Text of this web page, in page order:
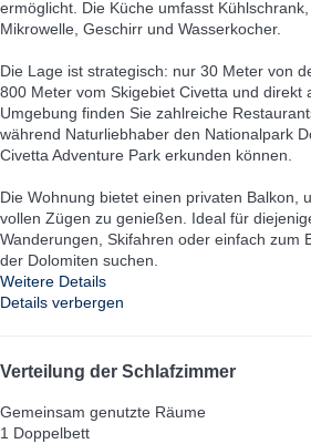
ermöglicht. Die Küche umfasst
Mikrowelle, Geschirr und Wasserkocher.
Die Lage ist strategisch: nur 30 Meter von
800 Meter vom Skigebiet Civetta und direkt
Umgebung finden Sie zahlreiche
während Naturliebhaber den Nationalpark
Civetta Adventure Park erkunden können.
Die Wohnung bietet einen privaten Balkon,
vollen Zügen zu genießen. Ideal für
Wanderungen, Skifahren oder einfach zum
der Dolomiten suchen.
Weitere Details
Details verbergen
Verteilung der Schlafzimmer
Gemeinsam genutzte Räume
1 Doppelbett